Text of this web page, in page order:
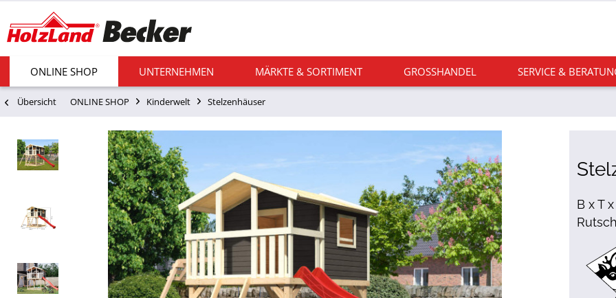
ONLINE SHOP UNTERNEHMEN MÄRKTE & SORTIMENT GROSSHANDEL SERVICE &
Übersicht ONLINE SHOP Kinderwelt Stelzenhäuser
B x T